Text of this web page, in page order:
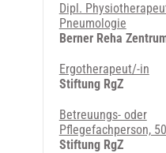
Dipl.
Pneumologie
Berner Reha
Ergotherapeut/-in
Stiftung RgZ
Betreuungs- oder
Pflegefachperson,
Stiftung RgZ